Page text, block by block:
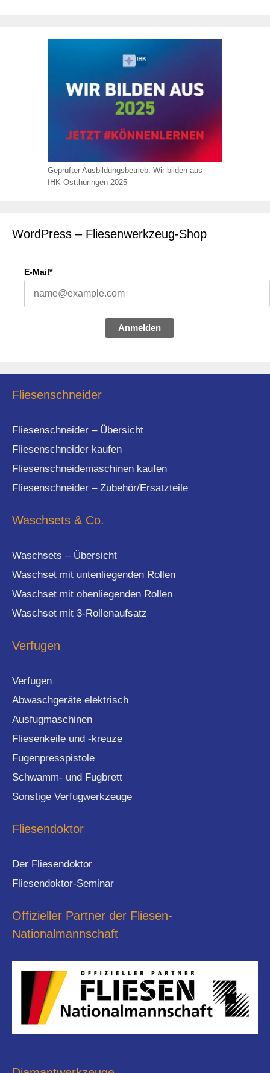
Geprüfter Ausbildungsbetrieb: Wir bilden aus –
IHK Ostthüringen 2025
WordPress – Fliesenwerkzeug-Shop
E-Mail*
Anmelden
Fliesenschneider
Fliesenschneider – Übersicht
Fliesenschneider kaufen
Fliesenschneidemaschinen kaufen
Fliesenschneider – Zubehör/Ersatzteile
Waschsets & Co.
Waschsets – Übersicht
Waschset mit untenliegenden Rollen
Waschset mit obenliegenden Rollen
Waschset mit 3-Rollenaufsatz
Verfugen
Verfugen
Abwaschgeräte elektrisch
Ausfugmaschinen
Fliesenkeile und -kreuze
Fugenpresspistole
Schwamm- und Fugbrett
Sonstige Verfugwerkzeuge
Fliesendoktor
Der Fliesendoktor
Fliesendoktor-Seminar
Offizieller Partner der Fliesen-
Nationalmannschaft